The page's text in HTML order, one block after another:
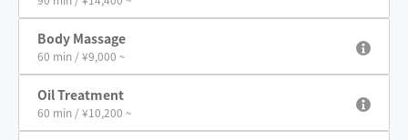
Body Massage
60 min / ¥9,000 ~
Oil Treatment
60 min / ¥10,200 ~